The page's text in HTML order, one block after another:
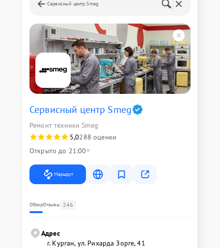
Сервисный центр Smeg
Сервисный центр Smeg
Ремонт техники Smeg
5,0288 оценки
Открыто до 21:00
Маршрут
ОбзорОтзывы 246
Адрес
г. Курган, ул. Рихарда Зорге, 41